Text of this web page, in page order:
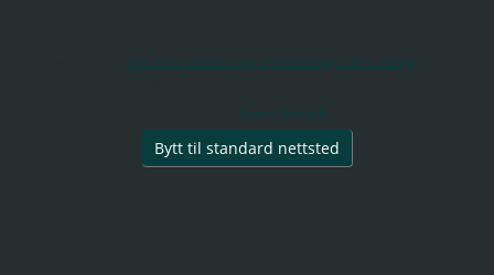
The Next Generation of Genealogy Sitebuilding
Sivert Nordvik.
Bytt til standard nettsted